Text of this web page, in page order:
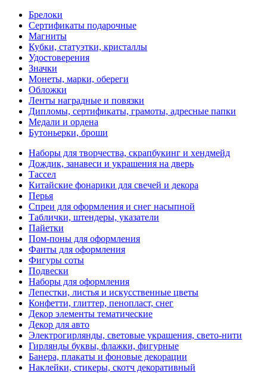
Брелоки
Сертификаты подарочные
Магниты
Кубки, статуэтки, кристаллы
Удостоверения
Значки
Монеты, марки, обереги
Обложки
Ленты наградные и повязки
Дипломы, сертификаты, грамоты, адресные папки
Медали и ордена
Бутоньерки, броши
Наборы для творчества, скрапбукинг и хендмейд
Дождик, занавеси и украшения на дверь
Тассел
Китайские фонарики для свечей и декора
Перья
Спреи для оформления и снег насыпной
Таблички, штендеры, указатели
Пайетки
Пом-поны для оформления
Фанты для оформления
Фигуры соты
Подвески
Наборы для оформления
Лепестки, листья и искусственные цветы
Конфетти, глиттер, пенопласт, снег
Декор элементы тематические
Декор для авто
Электрогирлянды, световые украшения, свето-нити
Гирлянды буквы, флажки, фигурные
Банера, плакаты и фоновые декорации
Наклейки, стикеры, скотч декоративный